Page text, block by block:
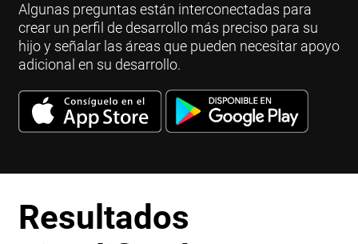
Algunas preguntas están interconectadas para
crear un perfil de desarrollo más preciso para su
hijo y señalar las áreas que pueden necesitar apoyo
adicional en su desarrollo.
Resultados